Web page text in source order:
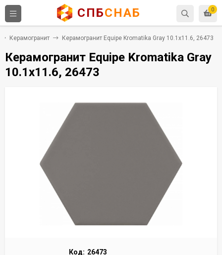
0
СПБСНАБ
Керамогранит Керамогранит Equipe Kromatika Gray 10.1x11.6, 26473
Керамогранит Equipe Kromatika Gray
10.1x11.6, 26473
Код: 26473